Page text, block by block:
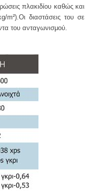
πλακιδίου καθώς και
m²).Οι διαστάσεις του σε
του ανταγωνισμού.